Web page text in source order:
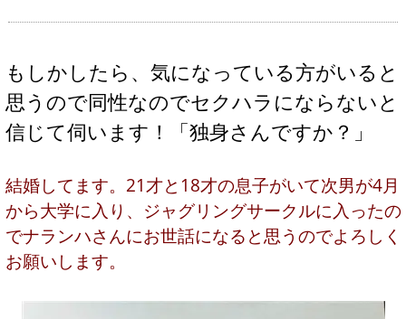
もしかしたら、気になっている方がいると
思うので同性なのでセクハラにならないと
信じて伺います！「独身さんですか？」
結婚してます。21才と18才の息子がいて次男が4月
から大学に入り、ジャグリングサークルに入ったの
でナランハさんにお世話になると思うのでよろしく
お願いします。